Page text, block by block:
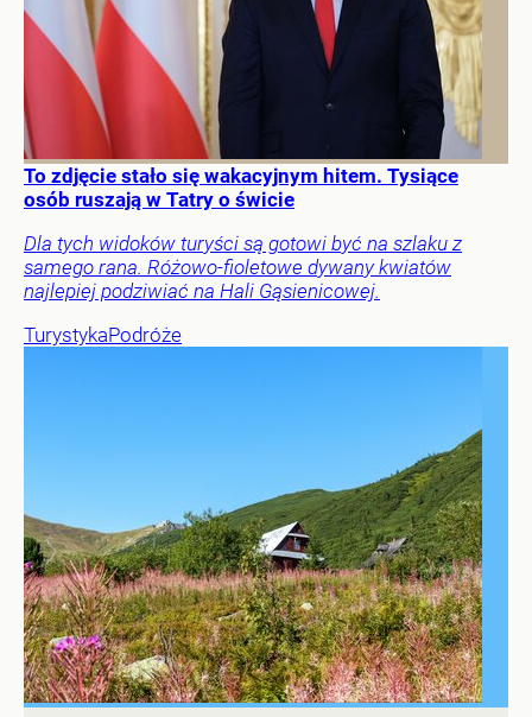
To zdjęcie stało się wakacyjnym hitem. Tysiące
osób ruszają w Tatry o świcie
Dla tych widoków turyści są gotowi być na szlaku z
samego rana. Różowo-fioletowe dywany kwiatów
najlepiej podziwiać na Hali Gąsienicowej.
TurystykaPodróże